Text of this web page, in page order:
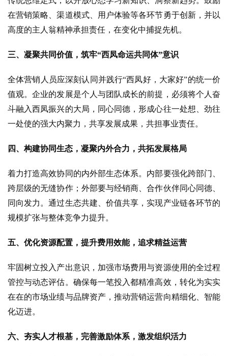
深
度
人
酒
观
活
动
动
态
频
登录 注册
在营销策略、渠道模式、用户体验等各环节勇于创新，并以
高度的主人翁精神承担责任，在变化中捕捉先机。
三、凝聚共同价值，筑牢“西凤命运共同体”意识
全体营销人员应深刻认同并践行“西凤好，大家好”的统一价
值观。企业的发展是个人与团队成长的前提，必须将个人奋
斗融入西凤振兴的大局， 同心同德，形成心往一处想、劲往
一处使的强大内聚力，共享发展成果，共担事业责任。
四、构建协同生态，凝聚内外合力，共拓发展格局
着力打造高效协同的内外部生态体系。内部要强化跨部门、
跨层级的无缝协作；外部要与经销商、合作伙伴同心同德、
同向发力。通过生态共建、价值共享，实现产业链各环节的
规模扩张与整体竞争力提升。
五、优化资源配置，提升费用效能，追求精益运营
牢固树立投入产出意识，加强市场费用与资源使用的全过程
管控与动态评估。确保每一笔投入都精准高效，转化为实实
在在的市场业绩与品牌资产，推动营销运营向精细化、智能
化迈进。
六、夯实人才根基，完善激励体系，激发组织活力